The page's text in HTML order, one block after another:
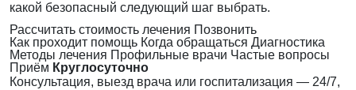
какой безопасный следующий шаг выбрать.
Рассчитать стоимость лечения Позвонить
Как проходит помощь Когда обращаться Диагностика
Методы лечения Профильные врачи Частые вопросы
Приём Круглосуточно
Консультация, выезд врача или госпитализация — 24/7,